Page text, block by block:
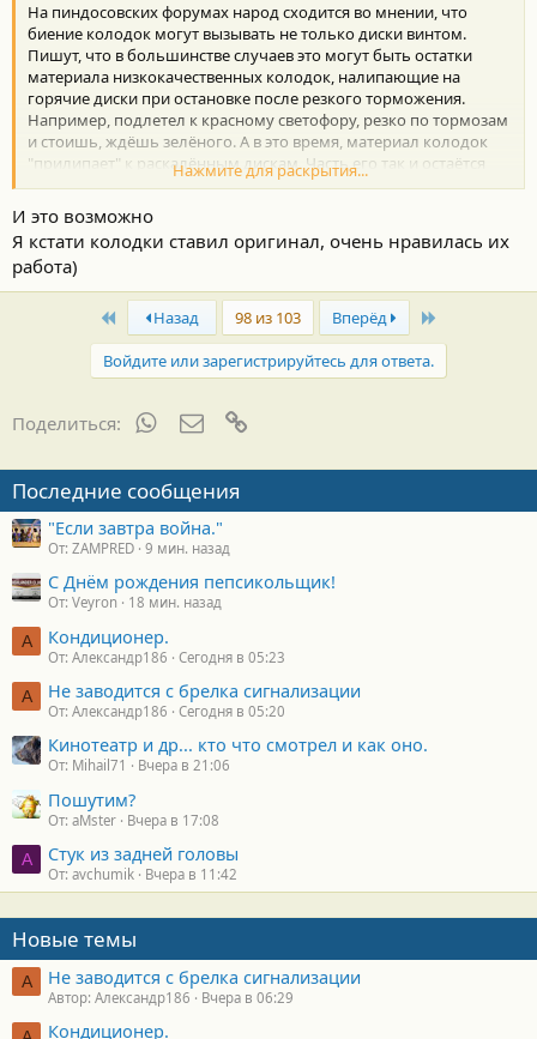
На пиндосовских форумах народ сходится во мнении, что
биение колодок могут вызывать не только диски винтом.
Пишут, что в большинстве случаев это могут быть остатки
материала низкокачественных колодок, налипающие на
горячие диски при остановке после резкого торможения.
Например, подлетел к красному светофору, резко по тормозам
и стоишь, ждёшь зелёного. А в это время, материал колодок
"прилипает" к раскалённым дискам. Часть его так и остаётся
прилипшим, и когда накапливается, вызывает биение при
Нажмите для раскрытия...
И это возможно
Я кстати колодки ставил оригинал, очень нравилась их
работа)
First Назад 98 из 103 Вперёд Last
Войдите или зарегистрируйтесь для ответа.
Поделиться: WhatsAppЭлектронная почта
Последние сообщения
"Если завтра война."
От: ZAMPRED 9 мин. назад
С Днём рождения пепсикольщик!
От: Veyron 18 мин. назад
А Кондиционер.
От: Александр186 Сегодня в 05:23
А Не заводится с брелка сигнализации
От: Александр186 Сегодня в 05:20
Кинотеатр и др... кто что смотрел и как оно.
От: Mihail71 Вчера в 21:06
Пошутим?
От: aMster Вчера в 17:08
A Стук из задней головы
От: avchumik Вчера в 11:42
Новые темы
А Не заводится с брелка сигнализации
Автор: Александр186 Вчера в 06:29
Кондиционер.